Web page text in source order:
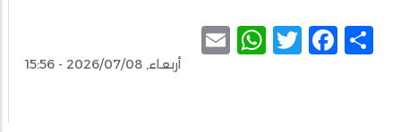
Share
Facebook
Twitter
WhatsApp
أربعاء, 2026/07/08 - 15:56